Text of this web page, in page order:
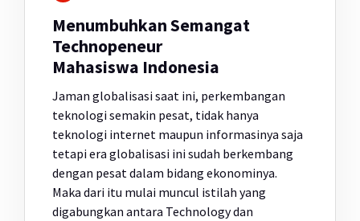
Menumbuhkan Semangat
Technopeneur
Mahasiswa Indonesia
Jaman globalisasi saat ini, perkembangan
teknologi semakin pesat, tidak hanya
teknologi internet maupun informasinya saja
tetapi era globalisasi ini sudah berkembang
dengan pesat dalam bidang ekonominya.
Maka dari itu mulai muncul istilah yang
digabungkan antara Technology dan